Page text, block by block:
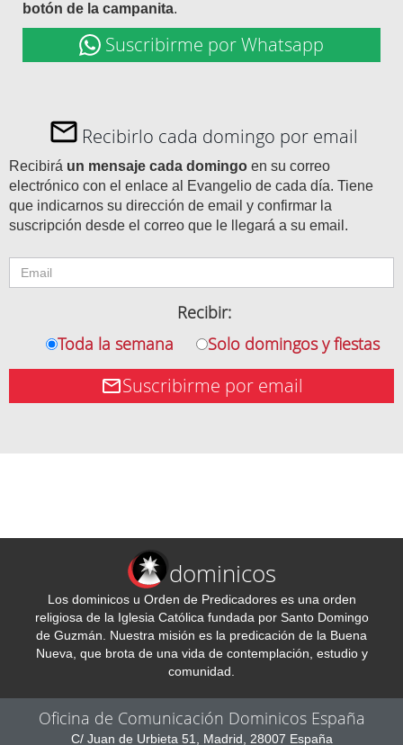
botón de la campanita.
Suscribirme por Whatsapp
Recibirlo cada domingo por email
Recibirá un mensaje cada domingo en su correo
electrónico con el enlace al Evangelio de cada día. Tiene
que indicarnos su dirección de email y confirmar la
suscripción desde el correo que le llegará a su email.
Recibir:
Toda la semana
Solo domingos y fiestas
Suscribirme por email
dominicos
Los dominicos u Orden de Predicadores es una orden
religiosa de la Iglesia Católica fundada por Santo Domingo
de Guzmán. Nuestra misión es la predicación de la Buena
Nueva, que brota de una vida de contemplación, estudio y
comunidad.
Oficina de Comunicación Dominicos España
C/ Juan de Urbieta 51, Madrid, 28007 España